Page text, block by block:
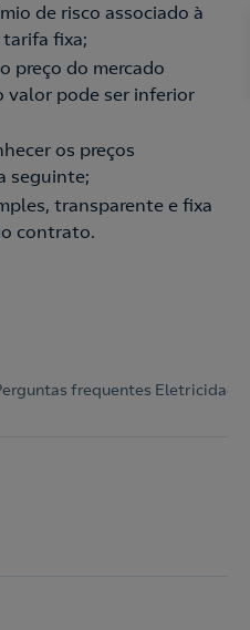
de risco associado à
fixa;
preço do mercado
valor pode ser inferior
os preços
seguinte;
transparente e fixa
contrato.
frequentes Eletricidade